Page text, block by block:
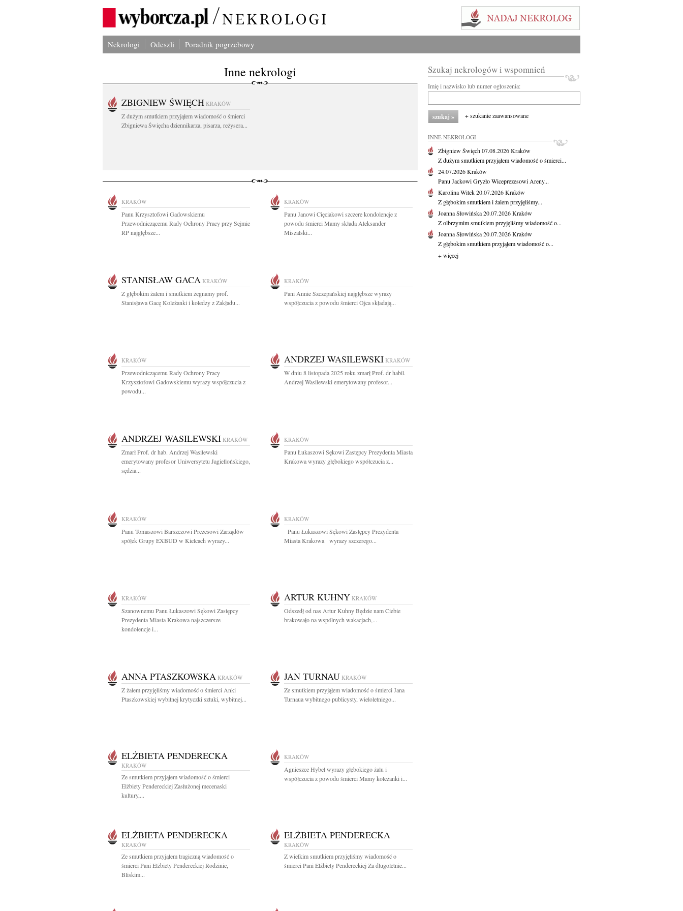
Nekrologi Odeszli Poradnik pogrzebowy
Inne nekrologi
ZBIGNIEW ŚWIĘCH KRAKÓW
Z dużym smutkiem przyjąłem wiadomość o śmierci
Zbigniewa Święcha dziennikarza, pisarza, reżysera...
KRAKÓW
Panu Krzysztofowi Gadowskiemu
Przewodniczącemu Rady Ochrony Pracy przy Sejmie
RP najgłębsze...
KRAKÓW
Panu Janowi Cięciakowi szczere kondolencje z
powodu śmierci Mamy składa Aleksander
Miszalski...
STANISŁAW GACA KRAKÓW
Z głębokim żalem i smutkiem żegnamy prof.
Stanisława Gacę Koleżanki i koledzy z Zakładu...
KRAKÓW
Pani Annie Szczepańskiej najgłębsze wyrazy
współczucia z powodu śmierci Ojca składają...
KRAKÓW
Przewodniczącemu Rady Ochrony Pracy
Krzysztofowi Gadowskiemu wyrazy współczucia z
powodu...
ANDRZEJ WASILEWSKI KRAKÓW
W dniu 8 listopada 2025 roku zmarł Prof. dr habil.
Andrzej Wasilewski emerytowany profesor...
ANDRZEJ WASILEWSKI KRAKÓW
Zmarł Prof. dr hab. Andrzej Wasilewski
emerytowany profesor Uniwersytetu Jagiellońskiego,
sędzia...
KRAKÓW
Panu Łukaszowi Sękowi Zastępcy Prezydenta Miasta
Krakowa wyrazy głębokiego współczucia z...
KRAKÓW
Panu Tomaszowi Barszczowi Prezesowi Zarządów
spółek Grupy EXBUD w Kielcach wyrazy...
KRAKÓW
Panu Łukaszowi Sękowi Zastępcy Prezydenta
Miasta Krakowa wyrazy szczerego...
KRAKÓW
Szanownemu Panu Łukaszowi Sękowi Zastępcy
Prezydenta Miasta Krakowa najszczersze
kondolencje i...
ARTUR KUHNY KRAKÓW
Odszedł od nas Artur Kuhny Będzie nam Ciebie
brakowało na wspólnych wakacjach,...
ANNA PTASZKOWSKA KRAKÓW
Z żalem przyjęliśmy wiadomość o śmierci Anki
Ptaszkowskiej wybitnej krytyczki sztuki, wybitnej...
JAN TURNAU KRAKÓW
Ze smutkiem przyjąłem wiadomość o śmierci Jana
Turnaua wybitnego publicysty, wieloletniego...
ELŻBIETA PENDERECKA
KRAKÓW
Ze smutkiem przyjąłem wiadomość o śmierci
Elżbiety Pendereckiej Zasłużonej mecenaski
kultury,...
KRAKÓW
Agnieszce Hybel wyrazy głębokiego żalu i
współczucia z powodu śmierci Mamy koleżanki i...
ELŻBIETA PENDERECKA
KRAKÓW
Ze smutkiem przyjąłem tragiczną wiadomość o
śmierci Pani Elżbiety Pendereckiej Rodzinie,
Bliskim...
ELŻBIETA PENDERECKA
KRAKÓW
Z wielkim smutkiem przyjęliśmy wiadomość o
śmierci Pani Elżbiety Pendereckiej Za długoletnie...
Szukaj nekrologów i wspomnień
Imię i nazwisko lub numer ogłoszenia:
+ szukanie zaawansowane
INNE NEKROLOGI
Zbigniew Święch07.08.2026Kraków
Z dużym smutkiem przyjąłem wiadomość o śmierci...
24.07.2026Kraków
Panu Jackowi Gryzło Wiceprezesowi Areny...
Karolina Witek20.07.2026Kraków
Z głębokim smutkiem i żalem przyjęliśmy...
Joanna Słowińska20.07.2026Kraków
Z olbrzymim smutkiem przyjęliśmy wiadomość o...
Joanna Słowińska20.07.2026Kraków
Z głębokim smutkiem przyjąłem wiadomość o...
+ więcej